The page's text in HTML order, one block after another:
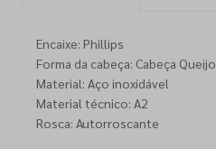
Encaixe: Phillips
Forma da cabeça: Cabeça Queijo
Material: Aço inoxidável
Material técnico: A2
Rosca: Autorroscante